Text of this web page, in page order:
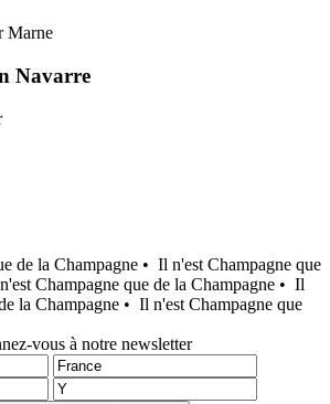
Marne
Navarre
de la Champagne • Il n'est Champagne que
Champagne que de la Champagne • Il
la Champagne • Il n'est Champagne que
vous à notre newsletter